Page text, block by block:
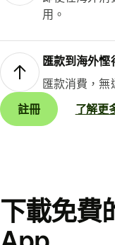
用。
匯款到海外慳
匯款消費，無
註冊
了解更
下載免費